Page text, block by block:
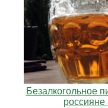
Безалкогольное